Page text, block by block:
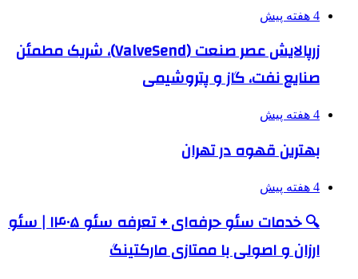
4 هفته پیش
زرپالایش عصر صنعت (ValveSend)، شریک مطمئن
صنایع نفت، گاز و پتروشیمی
4 هفته پیش
بهترین قهوه در تهران
4 هفته پیش
🔍 خدمات سئو حرفه‌ای + تعرفه سئو ۱۴۰۵ | سئو
ارزان و اصولی با ممتازی مارکتینگ